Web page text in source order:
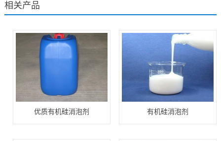
相关产品
优质有机硅消泡剂 有机硅消泡剂